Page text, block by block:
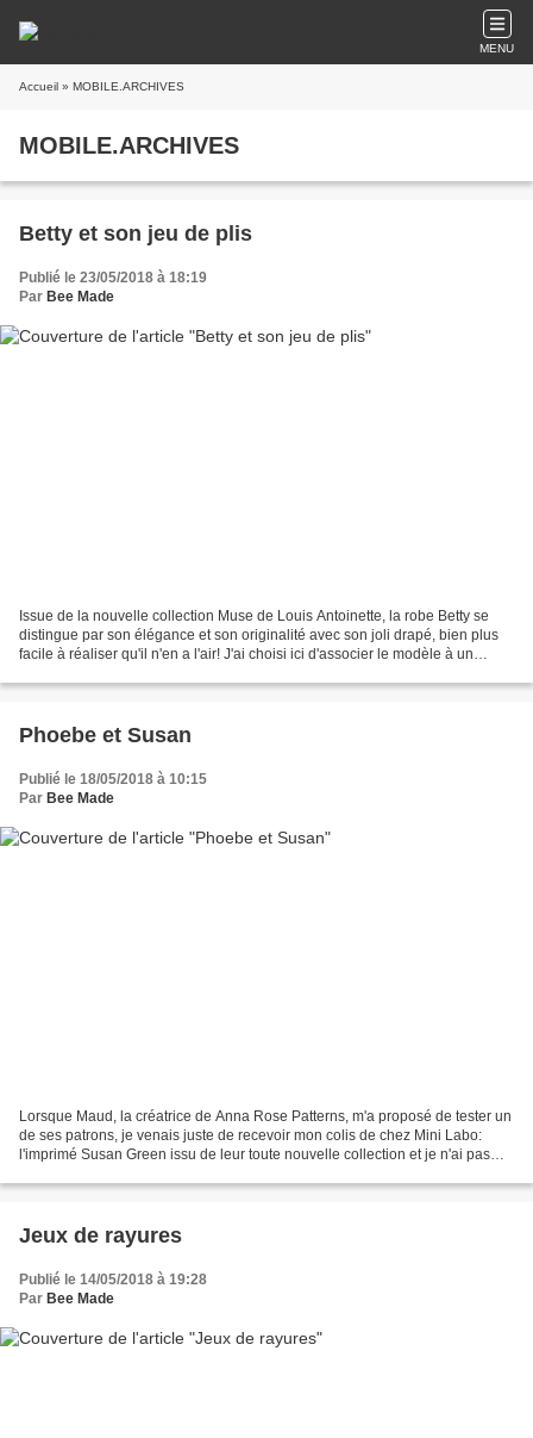
MENU
Accueil » MOBILE.ARCHIVES
MOBILE.ARCHIVES
Betty et son jeu de plis
Publié le 23/05/2018 à 18:19
Par Bee Made
Issue de la nouvelle collection Muse de Louis Antoinette, la robe Betty se
distingue par son élégance et son originalité avec son joli drapé, bien plus
facile à réaliser qu'il n'en a l'air! J'ai choisi ici d'associer le modèle à un
Phoebe et Susan
Publié le 18/05/2018 à 10:15
Par Bee Made
Lorsque Maud, la créatrice de Anna Rose Patterns, m'a proposé de tester un
de ses patrons, je venais juste de recevoir mon colis de chez Mini Labo:
l'imprimé Susan Green issu de leur toute nouvelle collection et je n'ai pas
Jeux de rayures
Publié le 14/05/2018 à 19:28
Par Bee Made